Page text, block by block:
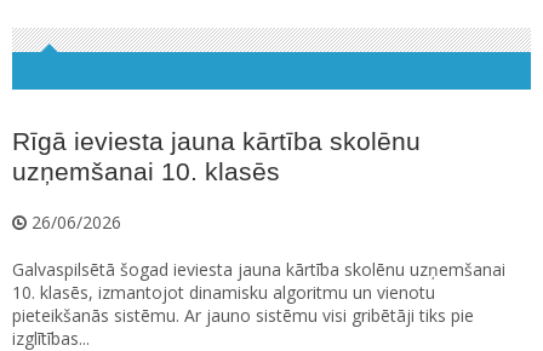
Rīgā ieviesta jauna kārtība skolēnu
uzņemšanai 10. klasēs
26/06/2026
Galvaspilsētā šogad ieviesta jauna kārtība skolēnu uzņemšanai
10. klasēs, izmantojot dinamisku algoritmu un vienotu
pieteikšanās sistēmu. Ar jauno sistēmu visi gribētāji tiks pie
izglītības...